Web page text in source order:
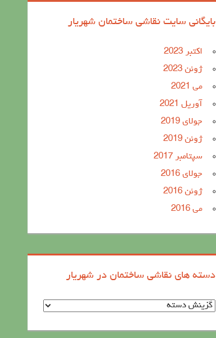
بایگانی سایت نقاشی ساختمان شهریار
اکتبر 2023
ژوئن 2023
می 2021
آوریل 2021
جولای 2019
ژوئن 2019
سپتامبر 2017
جولای 2016
ژوئن 2016
می 2016
دسته های نقاشی ساختمان در شهریار
د